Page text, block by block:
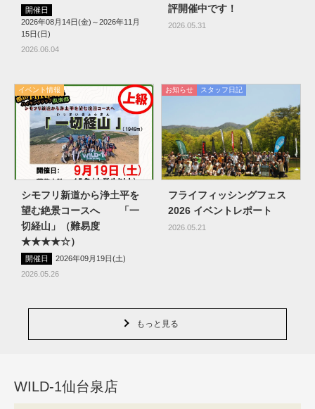
開催日
2026年08月14日(金)～2026年11月
15日(日)
2026.06.04
評開催中です！
2026.05.31
イベント情報
シモフリ新道から浄土平を
望む絶景コースへ 「一
切経山」（難易度
★★★★☆）
開催日
2026年09月19日(土)
2026.05.26
お知らせ スタッフ日記
フライフィッシングフェス
2026 イベントレポート
2026.05.21
もっと見る
WILD-1仙台泉店